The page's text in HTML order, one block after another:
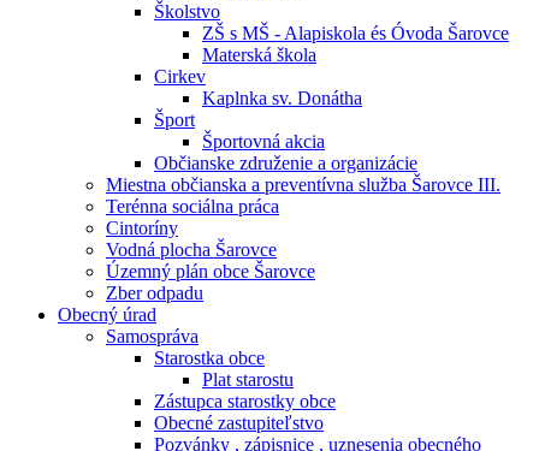
Školstvo
ZŠ s MŠ - Alapiskola és Óvoda Šarovce
Materská škola
Cirkev
Kaplnka sv. Donátha
Šport
Športovná akcia
Občianske združenie a organizácie
Miestna občianska a preventívna služba Šarovce III.
Terénna sociálna práca
Cintoríny
Vodná plocha Šarovce
Územný plán obce Šarovce
Zber odpadu
Obecný úrad
Samospráva
Starostka obce
Plat starostu
Zástupca starostky obce
Obecné zastupiteľstvo
Pozvánky , zápisnice , uznesenia obecného